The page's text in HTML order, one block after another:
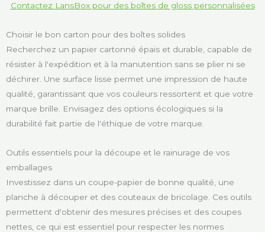
Contactez LansBox pour des boîtes de gloss personnalisées
Choisir le bon carton pour des boîtes solides
Recherchez un papier cartonné épais et durable, capable de
résister à l'expédition et à la manutention sans se plier ni se
déchirer. Une surface lisse permet une impression de haute
qualité, garantissant que vos couleurs ressortent et que votre
marque brille. Envisagez des options écologiques si la
durabilité fait partie de l'éthique de votre marque.
Outils essentiels pour la découpe et le rainurage de vos
emballages
Investissez dans un coupe-papier de bonne qualité, une
planche à découper et des couteaux de bricolage. Ces outils
permettent d'obtenir des mesures précises et des coupes
nettes, ce qui est essentiel pour respecter les normes